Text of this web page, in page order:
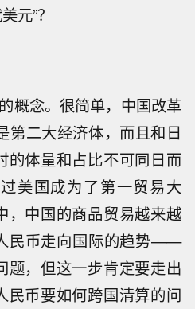
元”？
概念。很简单，中国改革
第二大经济体，而且和日
的体量和占比不可同日而
美国成为了第一贸易大
，中国的商品贸易越来越
民币走向国际的趋势——
题，但这一步肯定要走出
民币要如何跨国清算的问